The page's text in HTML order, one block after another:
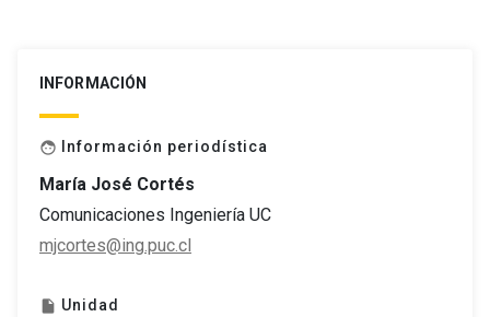
INFORMACIÓN
face Información periodística
María José Cortés
Comunicaciones Ingeniería UC
mjcortes@ing.puc.cl
insert_drive_file Unidad